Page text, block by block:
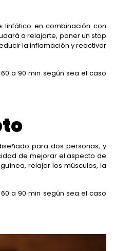
linfático en combinación con
a relajarte, poner un stop
la inflamación y reactivar
a 90 min según sea el caso
para dos personas, y
de mejorar el aspecto de
relajar los músculos, la
a 90 min según sea el caso